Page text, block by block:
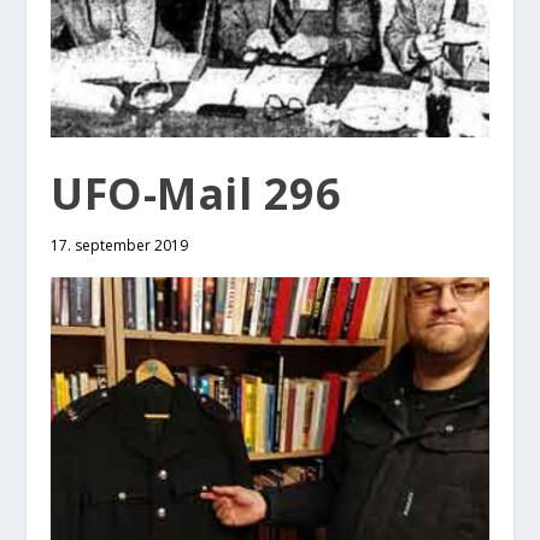
UFO-Mail 296
17. september 2019